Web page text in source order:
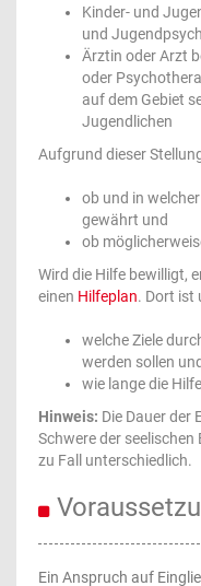
Kinder- und
und
Ärztin oder Arzt
oder
auf dem Gebiet
Jugendlichen
Aufgrund dieser
ob und in
gewährt und
ob
Wird die Hilfe bewilligt,
einen Hilfeplan. Dort ist
welche Ziele
werden sollen und
wie lange die
Hinweis: Die Dauer der
Schwere der seelischen
zu Fall unterschiedlich.
Ein Anspruch auf